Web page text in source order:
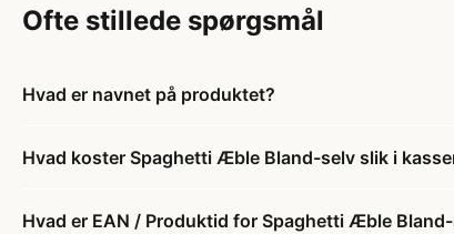
Ofte stillede spørgsmål
Hvad er navnet på produktet?
Hvad koster Spaghetti Æble Bland-selv slik i
Hvad er EAN / Produktid for Spaghetti Æble